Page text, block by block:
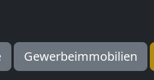
Gewerbeimmobilien